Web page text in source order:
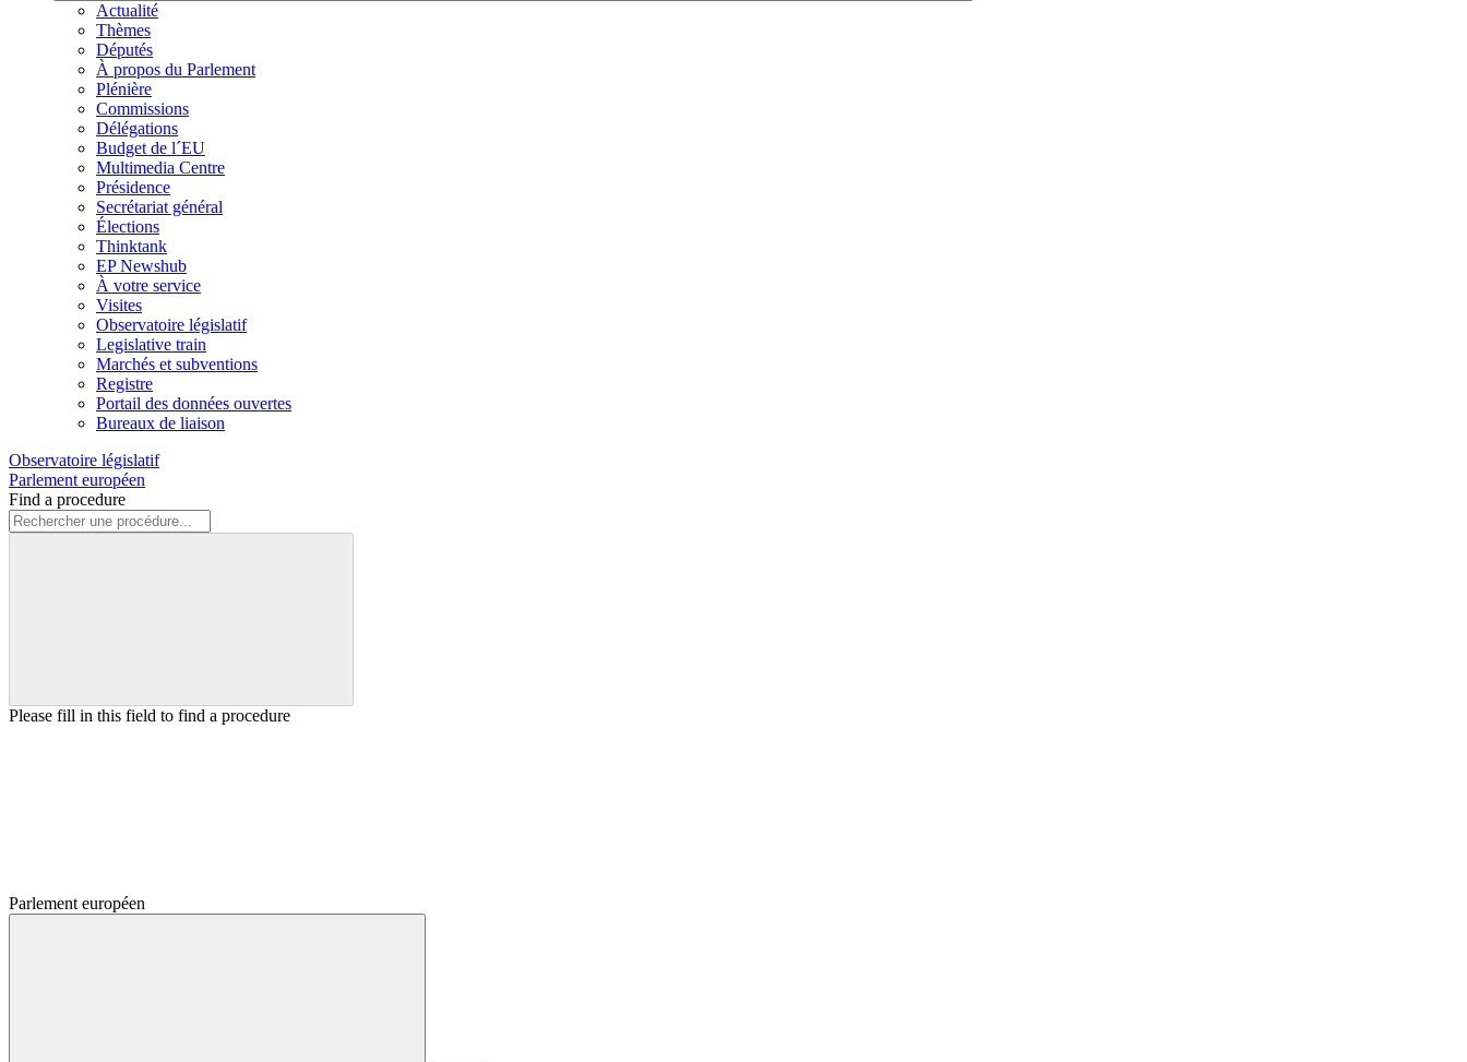
Actualité
Thèmes
Députés
À propos du Parlement
Plénière
Commissions
Délégations
Budget de l´EU
Multimedia Centre
Présidence
Secrétariat général
Élections
Thinktank
EP Newshub
À votre service
Visites
Observatoire législatif
Legislative train
Marchés et subventions
Registre
Portail des données ouvertes
Bureaux de liaison
Observatoire législatif
Parlement européen
Find a procedure
Please fill in this field to find a procedure
Parlement européen